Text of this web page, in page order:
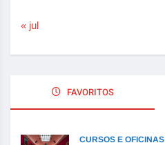
« jul
FAVORITOS
CURSOS E OFICINAS